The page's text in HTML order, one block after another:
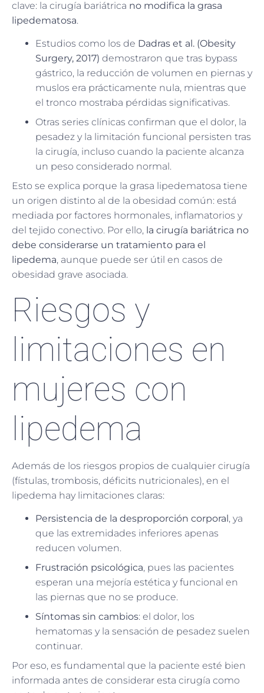
clave: la cirugía bariátrica no modifica la grasa
lipedematosa.
Estudios como los de Dadras et al. (Obesity
Surgery, 2017) demostraron que tras bypass
gástrico, la reducción de volumen en piernas y
muslos era prácticamente nula, mientras que
el tronco mostraba pérdidas significativas.
Otras series clínicas confirman que el dolor, la
pesadez y la limitación funcional persisten tras
la cirugía, incluso cuando la paciente alcanza
un peso considerado normal.
Esto se explica porque la grasa lipedematosa tiene
un origen distinto al de la obesidad común: está
mediada por factores hormonales, inflamatorios y
del tejido conectivo. Por ello, la cirugía bariátrica no
debe considerarse un tratamiento para el
lipedema, aunque puede ser útil en casos de
obesidad grave asociada.
Riesgos y
limitaciones en
mujeres con
lipedema
Además de los riesgos propios de cualquier cirugía
(fístulas, trombosis, déficits nutricionales), en el
lipedema hay limitaciones claras:
Persistencia de la desproporción corporal , ya
que las extremidades inferiores apenas
reducen volumen.
Frustración psicológica, pues las pacientes
esperan una mejoría estética y funcional en
las piernas que no se produce.
Síntomas sin cambios: el dolor, los
hematomas y la sensación de pesadez suelen
continuar.
Por eso, es fundamental que la paciente esté bien
informada antes de considerar esta cirugía como